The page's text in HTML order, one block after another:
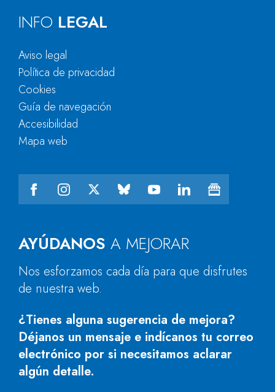
AYÚDANOS A MEJORAR
Nos esforzamos cada día para que disfrutes
de nuestra web.
¿Tienes alguna sugerencia de mejora?
Déjanos un mensaje e indícanos tu correo
electrónico por si necesitamos aclarar
algún detalle.
INFO LEGAL
Aviso legal
Política de privacidad
Cookies
Guía de navegación
Accesibilidad
Mapa web